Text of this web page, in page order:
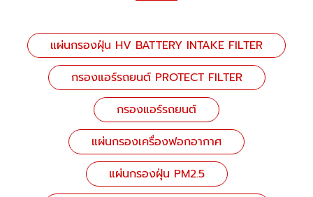
แผ่นกรองฝุ่น HV BATTERY INTAKE FILTER
กรองแอร์รถยนต์ PROTECT FILTER
กรองแอร์รถยนต์
แผ่นกรองเครื่องฟอกอากาศ
แผ่นกรองฝุ่น PM2.5